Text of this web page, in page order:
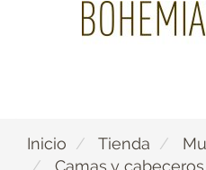
Inicio Tienda
Camas y cabeceros